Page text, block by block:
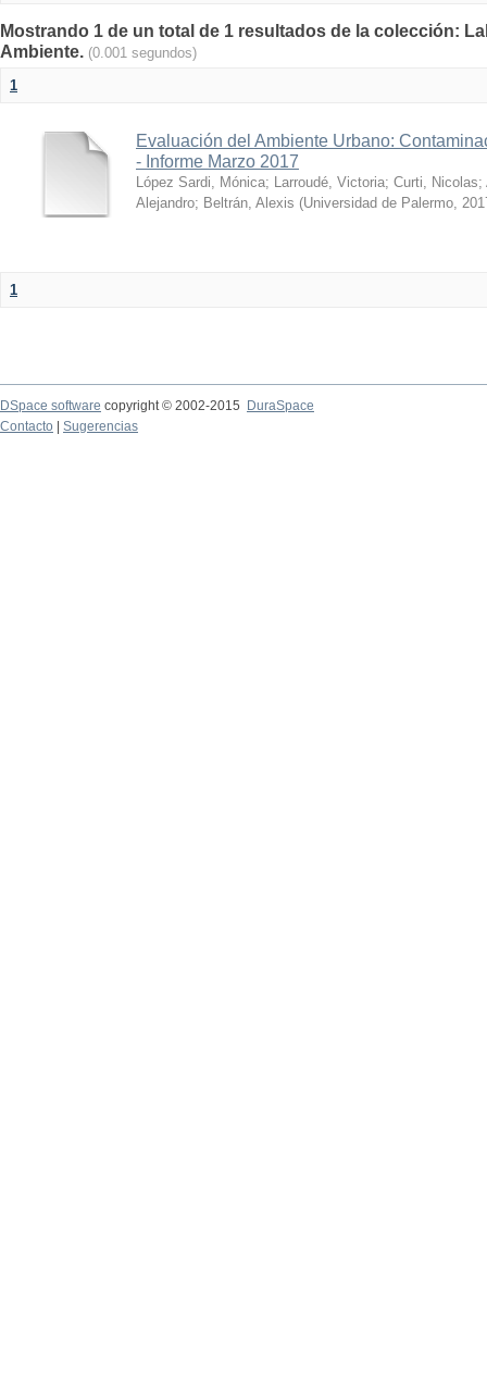
Mostrando 1 de un total de 1 resultados de la colección:
Ambiente. (0.001 segundos)
1
Evaluación del Ambiente Urbano:
- Informe Marzo 2017
López Sardi, Mónica; Larroudé, Victoria; Curti, Nicolas;
Alejandro; Beltrán, Alexis (Universidad de Palermo,
1
DSpace software copyright © 2002-2015
DuraSpace
Contacto
Sugerencias